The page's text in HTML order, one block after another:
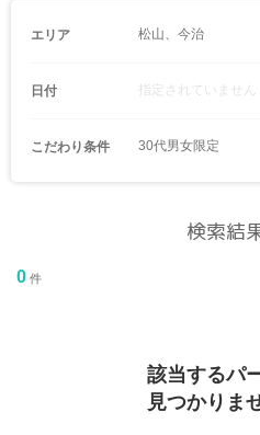
エリア 松山、今治
日付 指定されていません
こだわり条件 30代男女限定
検索結
0 件
該当するパ
見つかりま